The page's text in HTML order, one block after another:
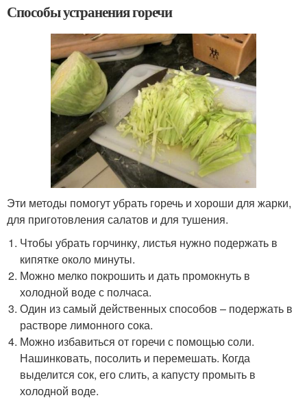
Способы устранения горечи
Эти методы помогут убрать горечь и хороши для жарки,
для приготовления салатов и для тушения.
Чтобы убрать горчинку, листья нужно подержать в
кипятке около минуты.
Можно мелко покрошить и дать промокнуть в
холодной воде с полчаса.
Один из самый действенных способов – подержать в
растворе лимонного сока.
Можно избавиться от горечи с помощью соли.
Нашинковать, посолить и перемешать. Когда
выделится сок, его слить, а капусту промыть в
холодной воде.